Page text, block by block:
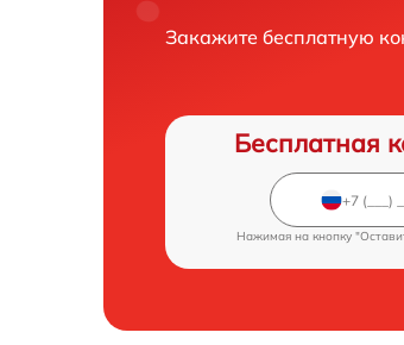
Закажите бесплатную
Бесплатная
Нажимая на кнопку